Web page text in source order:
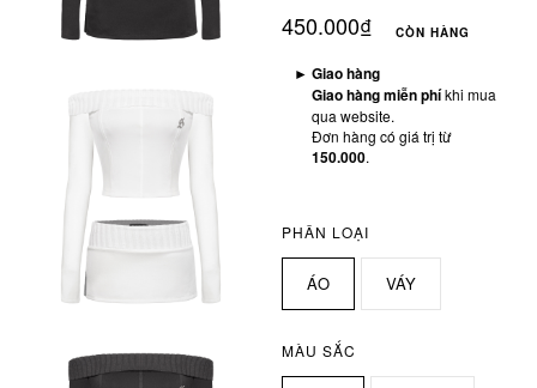
450.000₫ CÒN HÀNG
► Giao hàng
Giao hàng miễn phíkhi mua
qua website.
Đơn hàng có giá trị từ
150.000.
PHÂN LOẠI
ÁO VÁY
MÀU SẮC